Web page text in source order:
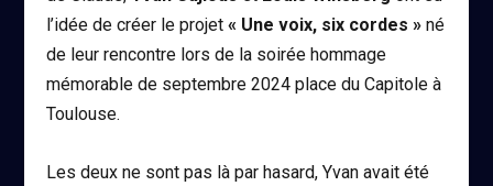
l’idée de créer le projet« Une voix, six cordes » né
de leur rencontre lors de la soirée hommage
mémorable de septembre 2024 place du Capitole à
Toulouse.
Les deux ne sont pas là par hasard, Yvan avait été